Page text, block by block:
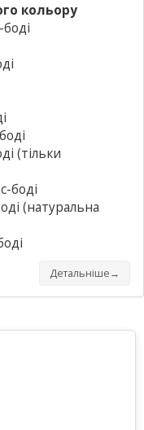
кольору
(тільки
боді
(натуральна
Детальніше→